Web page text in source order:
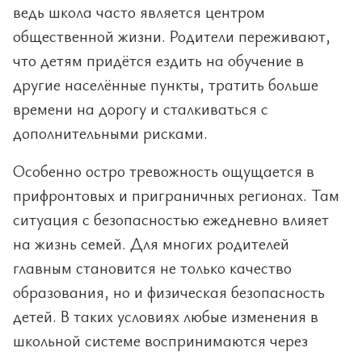
ведь школа часто является центром
общественной жизни. Родители переживают,
что детям придётся ездить на обучение в
другие населённые пункты, тратить больше
времени на дорогу и сталкиваться с
дополнительными рисками.
Особенно остро тревожность ощущается в
прифронтовых и приграничных регионах. Там
ситуация с безопасностью ежедневно влияет
на жизнь семей. Для многих родителей
главным становится не только качество
образования, но и физическая безопасность
детей. В таких условиях любые изменения в
школьной системе воспринимаются через